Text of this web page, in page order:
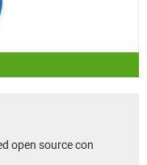
open source con